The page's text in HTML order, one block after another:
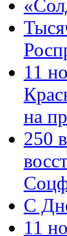
11
на
250
С
11